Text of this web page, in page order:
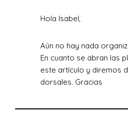
Hola Isabel,
Aún no hay nada
En cuanto se abran las
este artículo y diremos
dorsales. Gracias